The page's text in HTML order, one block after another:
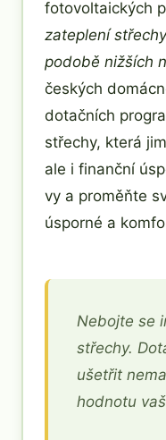
fotovoltaických
zateplení
podobě nižších
českých
dotačních
střechy, která
ale i finanční
vy a proměňte
úsporné a
Nebojte se
střechy.
ušetřit
hodnotu